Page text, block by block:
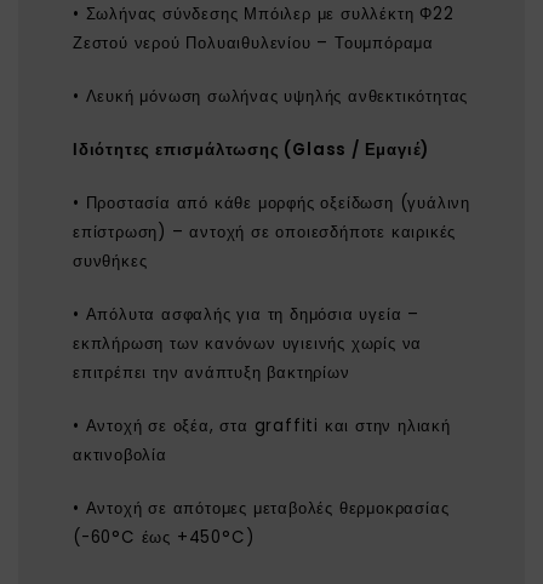
• Σωλήνας σύνδεσης Μπόιλερ με συλλέκτη Φ22
Ζεστού νερού Πολυαιθυλενίου – Τουμπόραμα
• Λευκή μόνωση σωλήνας υψηλής ανθεκτικότητας
Ιδιότητες επισμάλτωσης (Glass / Εμαγιέ)
• Προστασία από κάθε μορφής οξείδωση (γυάλινη
επίστρωση) – αντοχή σε οποιεσδήποτε καιρικές
συνθήκες
• Απόλυτα ασφαλής για τη δημόσια υγεία –
εκπλήρωση των κανόνων υγιεινής χωρίς να
επιτρέπει την ανάπτυξη βακτηρίων
• Αντοχή σε οξέα, στα graffiti και στην ηλιακή
ακτινοβολία
• Αντοχή σε απότομες μεταβολές θερμοκρασίας
(-60°C έως +450°C)